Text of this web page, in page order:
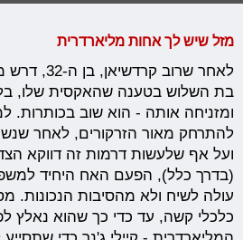
מזל שיש לך אחות מליארדרית
לאחר שרוב
בת השלוש בטענה שהאקסית שלו,
ומזניחה אותה - הוא שוב בכותרות.
להתרחק מאור הזרקורים, לאחר
ועל אף שלעשות דרמות זה דווקא
(בדרך כלל), הפעם האח היחיד
עולה לשיח ולא מהסיבות הנכונות.
כלכלי קשה, עד כדי כך שהוא נאלץ